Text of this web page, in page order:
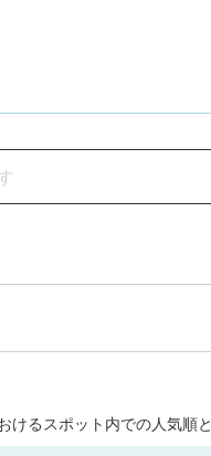
けるスポット内での人気順